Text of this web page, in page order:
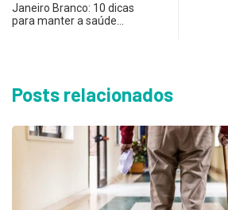
Janeiro Branco: 10 dicas
para manter a saúde…
Posts relacionados